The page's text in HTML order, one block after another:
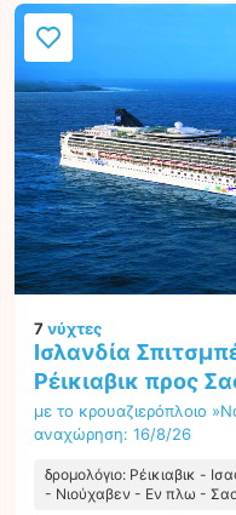
7νύχτες
Ισλανδία
Ρέικιαβικ προς
με το κρουαζιερόπλοιο
αναχώρηση: 16/8/26
δρομολόγιο: Ρέικιαβικ -
- Νιούχαβεν - Εν πλω -